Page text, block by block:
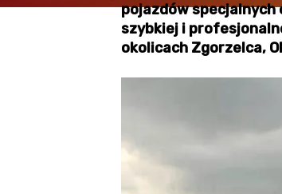
pojazdów specjalnych
szybkiej i
okolicach Zgorzelca,